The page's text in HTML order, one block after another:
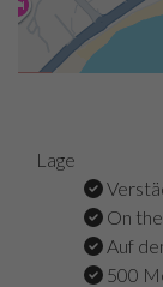
Lage
On
Auf
500